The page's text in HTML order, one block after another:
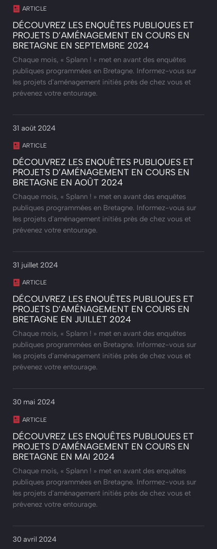
ARTICLE
DÉCOUVREZ LES ENQUÊTES PUBLIQUES ET
PROJETS D’AMÉNAGEMENT EN COURS EN
BRETAGNE EN SEPTEMBRE 2024
Chaque mois, « Splann ! » met en avant des enquêtes
publiques programmées en Bretagne. Informez-vous sur
les projets d'aménagement initiés près de chez vous et
prévenez votre entourage.
31 août 2024
ARTICLE
DÉCOUVREZ LES ENQUÊTES PUBLIQUES ET
PROJETS D’AMÉNAGEMENT EN COURS EN
BRETAGNE EN AOÛT 2024
Chaque mois, « Splann ! » met en avant des enquêtes
publiques programmées en Bretagne. Informez-vous sur
les projets d'aménagement initiés près de chez vous et
prévenez votre entourage.
31 juillet 2024
ARTICLE
DÉCOUVREZ LES ENQUÊTES PUBLIQUES ET
PROJETS D’AMÉNAGEMENT EN COURS EN
BRETAGNE EN JUILLET 2024
Chaque mois, « Splann ! » met en avant des enquêtes
publiques programmées en Bretagne. Informez-vous sur
les projets d'aménagement initiés près de chez vous et
prévenez votre entourage.
30 mai 2024
ARTICLE
DÉCOUVREZ LES ENQUÊTES PUBLIQUES ET
PROJETS D’AMÉNAGEMENT EN COURS EN
BRETAGNE EN MAI 2024
Chaque mois, « Splann ! » met en avant des enquêtes
publiques programmées en Bretagne. Informez-vous sur
les projets d'aménagement initiés près de chez vous et
prévenez votre entourage.
30 avril 2024